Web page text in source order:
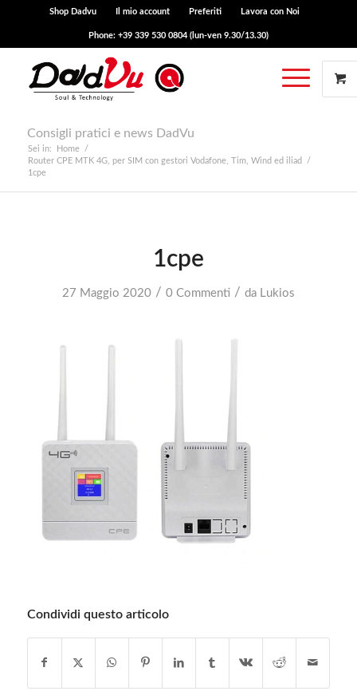
Shop Dadvu Il mio account Preferiti Lavora con Noi
Phone: +39 339 530 0804 (lun-ven 9.30/13.30)
Consigli pratici e news DadVu
Sei in: Home
/
Router CPE MTK 4G, per SIM con gestori Vodafone, Tim, Wind ed iliad
/
1cpe
1cpe
27 Maggio 2020 / 0 Commenti / da Lukios
Condividi questo articolo